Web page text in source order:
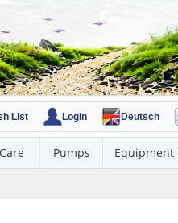
List Login Deutsch
Care Pumps Equipment